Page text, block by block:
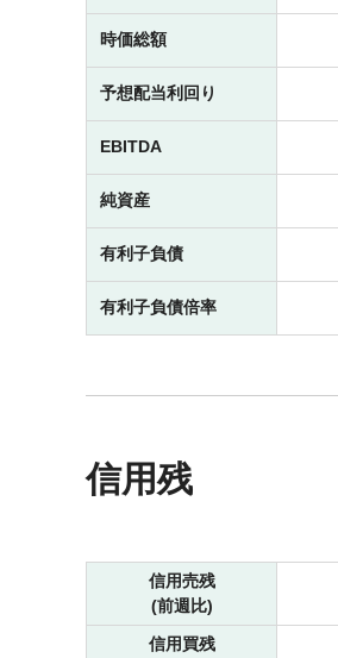
時価総額
予想配当利回り
EBITDA
純資産
有利子負債
有利子負債倍率
信用残
信用売残
(前週比)
信用買残